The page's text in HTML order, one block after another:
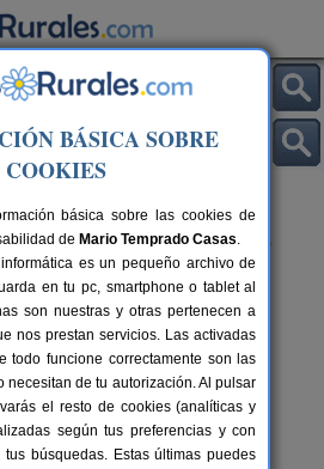
de Godan
12-22+3 pers.
desde30 €
Ambás (Asturias)
BÁSICA SOBRE
COOKIES
básica sobre las cookies de
de Mario Temprado Casas.
es un pequeño archivo de
en tu pc, smartphone o tablet al
son nuestras y otras pertenecen a
nos prestan servicios. Las activadas
todo funcione correctamente son las
necesitan de tu autorización. Al pulsar
el resto de cookies (analíticas y
según tus preferencias y con
búsquedas. Estas últimas puedes